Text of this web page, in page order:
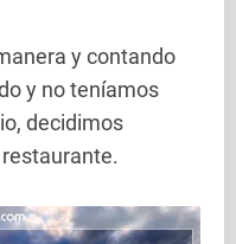
y contando
y no teníamos
decidimos